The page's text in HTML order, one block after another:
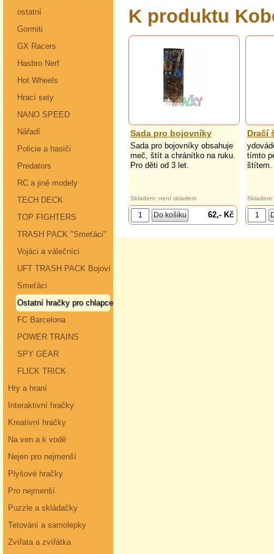
ostatní
Gormiti
GX Racers
Hasbro Nerf
Hot Wheels
Hrací sety
NANO SPEED
Nářadí
Policie a hasiči
Predators
RC a jiné modely
TECH DECK
TOP FIGHTERS
TRASH PACK "Smeťáci"
Vojáci a válečníci
UFT TRASH PACK Bojoví
Smeťáci
Ostatní hračky pro chlapce
FC Barcelona
POWER TRAINS
SPY GEAR
FLICK TRICK
Hry a hraní
Interaktivní hračky
Kreativní hračky
Na ven a k vodě
Nejen pro nejmenší
Plyšové hračky
Pro nejmenší
Puzzle a skládačky
Tetování a samolepky
Zvířata a zvířátka
K produktu
Sada pro bojovníky
Sada pro bojovníky obsahuje
meč, štít a chránítko na ruku.
Pro děti od 3 let.
Skladem: není skladem
62,- Kč
Dračí
tímto
štítem.